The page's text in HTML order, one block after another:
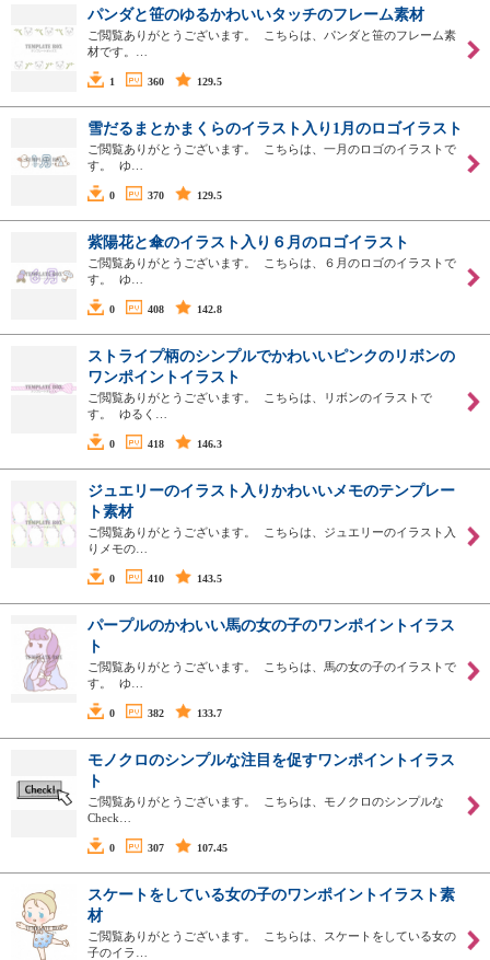
パンダと笹のゆるかわいいタッチのフレーム素材
ご閲覧ありがとうございます。 こちらは、パンダと笹のフレーム素
材です。…
1 360 129.5
雪だるまとかまくらのイラスト入り1月のロゴイラスト
ご閲覧ありがとうございます。 こちらは、一月のロゴのイラストで
す。 ゆ…
0 370 129.5
紫陽花と傘のイラスト入り６月のロゴイラスト
ご閲覧ありがとうございます。 こちらは、６月のロゴのイラストで
す。 ゆ…
0 408 142.8
ストライプ柄のシンプルでかわいいピンクのリボンの
ワンポイントイラスト
ご閲覧ありがとうございます。 こちらは、リボンのイラストで
す。 ゆるく…
0 418 146.3
ジュエリーのイラスト入りかわいいメモのテンプレー
ト素材
ご閲覧ありがとうございます。 こちらは、ジュエリーのイラスト入
りメモの…
0 410 143.5
パープルのかわいい馬の女の子のワンポイントイラス
ト
ご閲覧ありがとうございます。 こちらは、馬の女の子のイラストで
す。 ゆ…
0 382 133.7
モノクロのシンプルな注目を促すワンポイントイラス
ト
ご閲覧ありがとうございます。 こちらは、モノクロのシンプルな
Check…
0 307 107.45
スケートをしている女の子のワンポイントイラスト素
材
ご閲覧ありがとうございます。 こちらは、スケートをしている女の
子のイラ…